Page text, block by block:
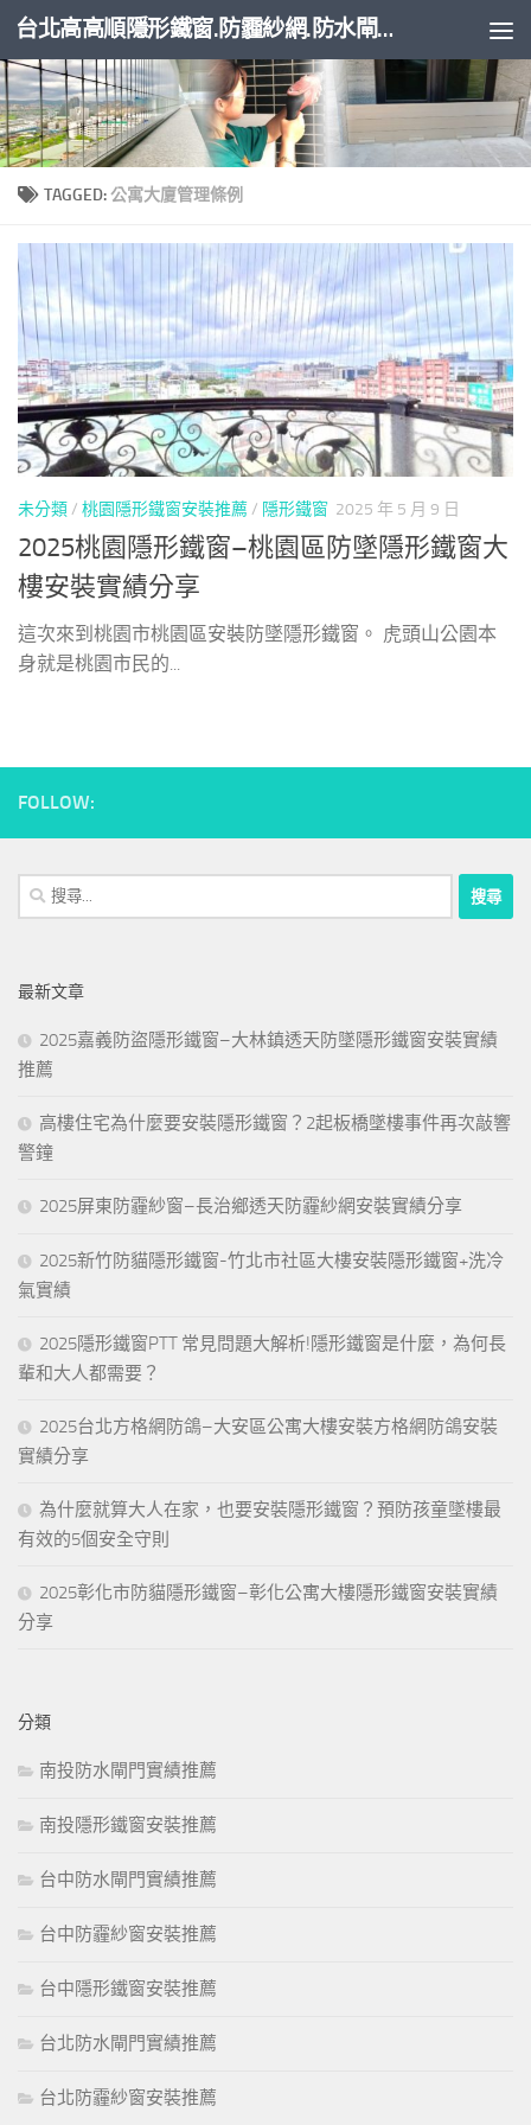
Skip to content 台北高高順隱形鐵窗.防霾紗網.防水閘門
TAGGED:公寓大廈管理條例
未分類/ 桃園隱形鐵窗安裝推薦/ 隱形鐵窗 2025 年 5 月 9 日
2025桃園隱形鐵窗–桃園區防墜隱形鐵窗大
樓安裝實績分享
這次來到桃園市桃園區安裝防墜隱形鐵窗。 虎頭山公園本
身就是桃園市民的...
FOLLOW:
搜
尋
字:
最新文章
2025嘉義防盜隱形鐵窗–大林鎮透天防墜隱形鐵窗安裝實績
推薦
高樓住宅為什麼要安裝隱形鐵窗？2起板橋墜樓事件再次敲響
警鐘
2025屏東防霾紗窗–長治鄉透天防霾紗網安裝實績分享
2025新竹防貓隱形鐵窗-竹北市社區大樓安裝隱形鐵窗+洗冷
氣實績
2025隱形鐵窗PTT 常見問題大解析!隱形鐵窗是什麼，為何長
輩和大人都需要？
2025台北方格網防鴿–大安區公寓大樓安裝方格網防鴿安裝
實績分享
為什麼就算大人在家，也要安裝隱形鐵窗？預防孩童墜樓最
有效的5個安全守則
2025彰化市防貓隱形鐵窗–彰化公寓大樓隱形鐵窗安裝實績
分享
分類
南投防水閘門實績推薦
南投隱形鐵窗安裝推薦
台中防水閘門實績推薦
台中防霾紗窗安裝推薦
台中隱形鐵窗安裝推薦
台北防水閘門實績推薦
台北防霾紗窗安裝推薦